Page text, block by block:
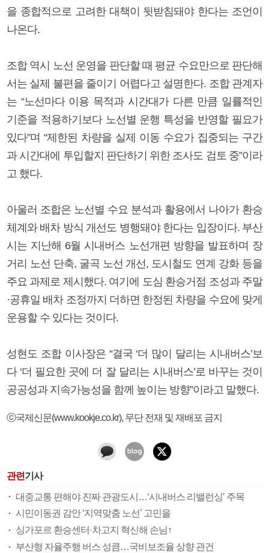
을 종합적으로 고려한 대책이 뒷받침돼야 한다는 조언이
나온다.
조합 역시 노선 운영을 판단할 때 평균 수요만으로 판단해
서는 실제 불편을 줄이기 어렵다고 설명한다. 조합 관계자
는 “노선마다 이용 목적과 시간대가 다른 만큼 일률적인
기준을 적용하기보다 노선별 운행 특성을 반영할 필요가
있다”며 “제한된 차량을 실제 이동 수요가 집중되는 구간
과 시간대에 투입할지 판단하기 위한 조사도 검토 중”이라
고 했다.
아울러 조합은 노선별 수요 분석과 활용에서 나아가 환승
체계와 배차 방식 개선도 병행돼야 한다는 입장이다. 부산
시는 지난해 6월 시내버스 노선개편 방향을 발표하며 장
거리 노선 단축, 굴곡 노선 개선, 도시철도 연계 강화 등을
주요 과제로 제시했다. 여기에 도심 환승거점 조성과 주말
·공휴일 배차 조정까지 더하면 한정된 차량을 수요에 맞게
운용할 수 있다는 것이다.
성현도 조합 이사장은 “결국 ‘더 많이 달리는 시내버스’보
다 ‘더 필요한 곳에 더 잘 달리는 시내버스’로 바꾸는 것이
공공성과 지속가능성을 함께 높이는 방향”이라고 말했다.
ⓒ국제신문(www.kookje.co.kr), 무단 전재 및 재배포 금지
관련기사
대중교통 편해야 진짜 관광도시…‘시내버스 리밸런싱’ 주목
시민이동권 감안 ‘지역맞춤 노선’ 고민을
싱가포르 환승센터·차고지 혁신해 손님↑
부산형 자율주행 버스 성큼…국비보조율 상향 관건